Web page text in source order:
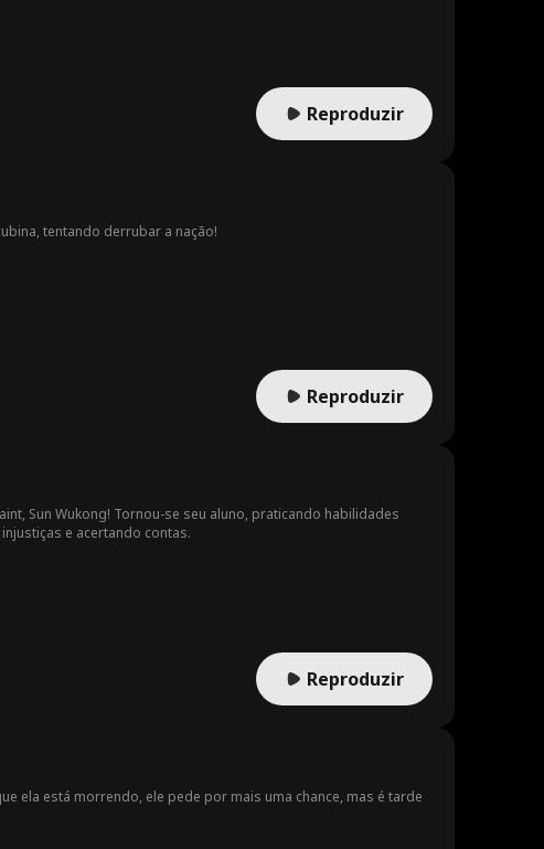
Reproduzir
tentando derrubar a nação!
Reproduzir
Sun Wukong! Tornou-se seu aluno, praticando habilidades
e acertando contas.
Reproduzir
ela está morrendo, ele pede por mais uma chance, mas é tarde